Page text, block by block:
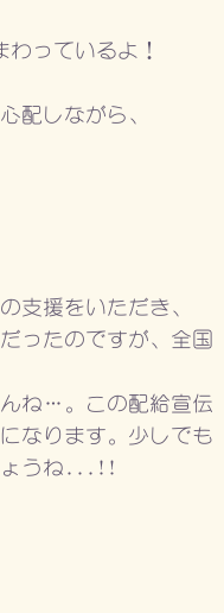
っているよ！
配しながら、
支援をいただき、
ったのですが、全国
ね…。この配給宣伝
なります。少しでも
ょうね...!!